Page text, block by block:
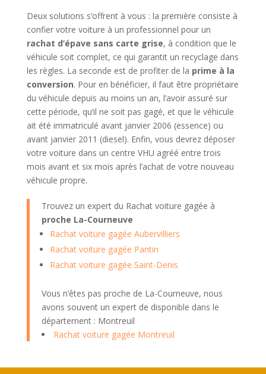
Deux solutions s’offrent à vous : la première consiste à
confier votre voiture à un professionnel pour un
rachat d’épave sans carte grise, à condition que le
véhicule soit complet, ce qui garantit un recyclage dans
les règles. La seconde est de profiter de la prime à la
conversion. Pour en bénéficier, il faut être propriétaire
du véhicule depuis au moins un an, l’avoir assuré sur
cette période, qu’il ne soit pas gagé, et que le véhicule
ait été immatriculé avant janvier 2006 (essence) ou
avant janvier 2011 (diesel). Enfin, vous devrez déposer
votre voiture dans un centre VHU agréé entre trois
mois avant et six mois après l’achat de votre nouveau
véhicule propre.
Trouvez un expert du Rachat voiture gagée à
proche La-Courneuve
Rachat voiture gagée Aubervilliers
Rachat voiture gagée Pantin
Rachat voiture gagée Saint-Denis
Vous n’êtes pas proche de La-Courneuve, nous
avons souvent un expert de disponible dans le
département : Montreuil
Rachat voiture gagée Montreuil